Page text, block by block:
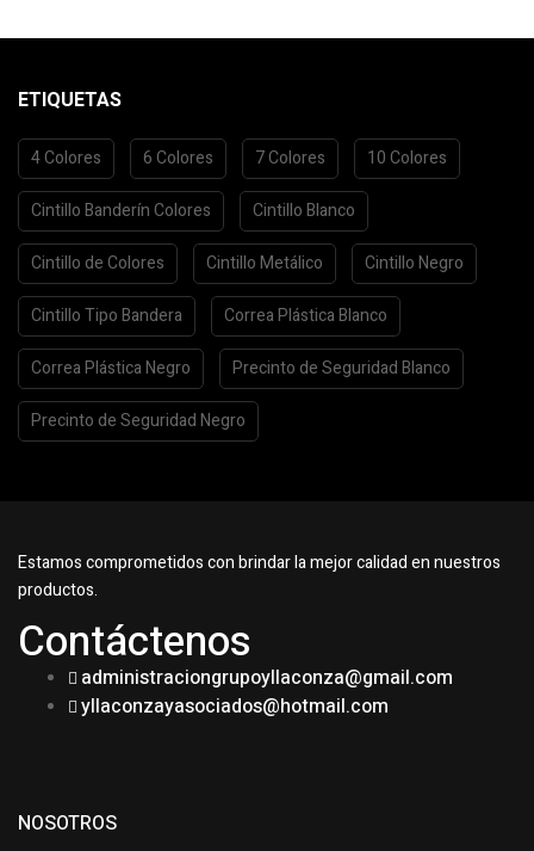
ETIQUETAS
4 Colores 6 Colores 7 Colores 10 Colores
Cintillo Banderín Colores Cintillo Blanco
Cintillo de Colores Cintillo Metálico Cintillo Negro
Cintillo Tipo Bandera Correa Plástica Blanco
Correa Plástica Negro Precinto de Seguridad Blanco
Precinto de Seguridad Negro
Estamos comprometidos con brindar la mejor calidad en nuestros
productos.
Contáctenos
administraciongrupoyllaconza@gmail.com
yllaconzayasociados@hotmail.com
NOSOTROS